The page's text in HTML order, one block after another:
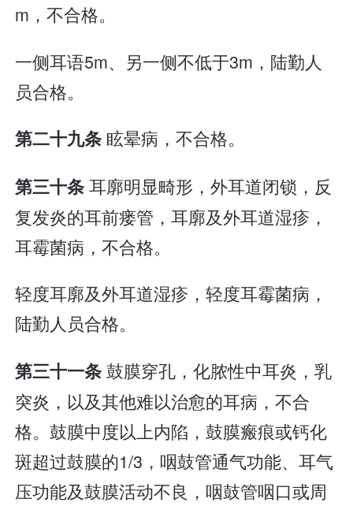
m，不合格。
一侧耳语5m、另一侧不低于3m，陆勤人
员合格。
第二十九条 眩晕病，不合格。
第三十条耳廓明显畸形，外耳道闭锁，反
复发炎的耳前瘘管，耳廓及外耳道湿疹，
耳霉菌病，不合格。
轻度耳廓及外耳道湿疹，轻度耳霉菌病，
陆勤人员合格。
第三十一条鼓膜穿孔，化脓性中耳炎，乳
突炎，以及其他难以治愈的耳病，不合
格。鼓膜中度以上内陷，鼓膜瘢痕或钙化
斑超过鼓膜的1/3，咽鼓管通气功能、耳气
压功能及鼓膜活动不良，咽鼓管咽口或周